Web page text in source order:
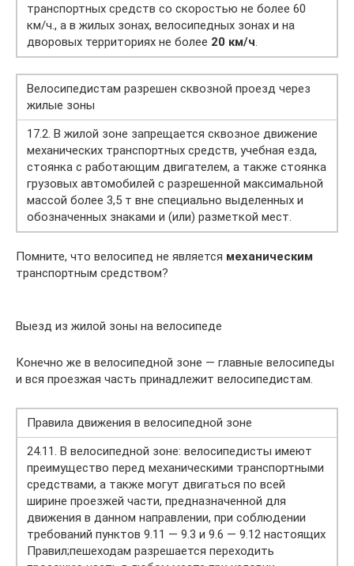
транспортных средств со скоростью не более 60
км/ч., а в жилых зонах, велосипедных зонах и на
дворовых территориях не более 20 км/ч.
Велосипедистам разрешен сквозной проезд через
жилые зоны
17.2. В жилой зоне запрещается сквозное движение
механических транспортных средств, учебная езда,
стоянка с работающим двигателем, а также стоянка
грузовых автомобилей с разрешенной максимальной
массой более 3,5 т вне специально выделенных и
обозначенных знаками и (или) разметкой мест.
Помните, что велосипед не является механическим
транспортным средством?
Выезд из жилой зоны на велосипеде
Конечно же в велосипедной зоне — главные велосипеды
и вся проезжая часть принадлежит велосипедистам.
Правила движения в велосипедной зоне
24.11. В велосипедной зоне: велосипедисты имеют
преимущество перед механическими транспортными
средствами, а также могут двигаться по всей
ширине проезжей части, предназначенной для
движения в данном направлении, при соблюдении
требований пунктов 9.11 — 9.3 и 9.6 — 9.12 настоящих
Правил;пешеходам разрешается переходить